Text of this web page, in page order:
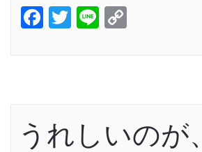
Facebook
Twitter
Line
うれしいのが、